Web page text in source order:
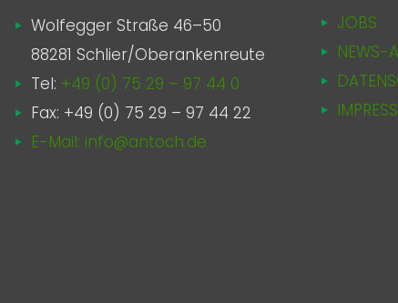
Wolfegger Straße 46–50
88281 Schlier/Oberankenreute
Tel: +49 (0) 75 29 – 97 44 0
Fax: +49 (0) 75 29 – 97 44 22
E-Mail: info@antoch.de
JOBS
NEWS-